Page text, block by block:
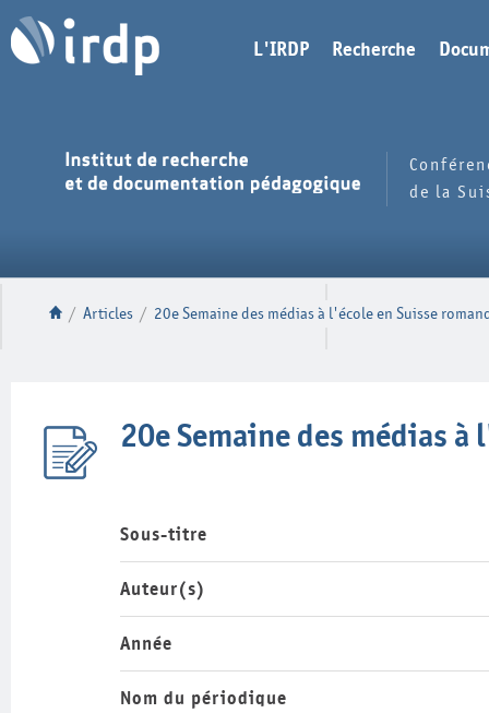
L'IRDP Recherche
de la
/ Articles / 20e Semaine des médias à l'école en Suisse
20e Semaine des médias à
Sous-titre
Auteur(s)
Année
Nom du périodique